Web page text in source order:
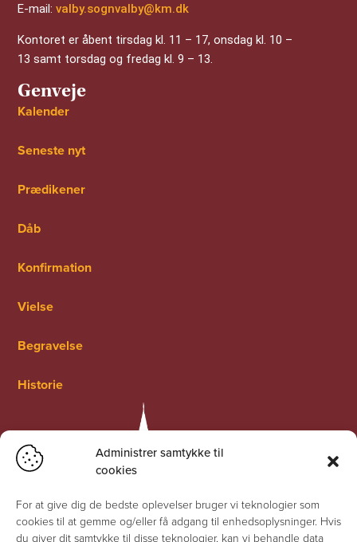
Administrer samtykke til
cookies
For at give dig de bedste oplevelser bruger vi teknologier som
cookies til at gemme og/eller få adgang til enhedsoplysninger. Hvis
du giver dit samtykke til disse teknologier, kan vi behandle data
E-mail:valby.sognvalby@km.dk
Kontoret er åbent tirsdag kl. 11 – 17, onsdag kl. 10 –
13 samt torsdag og fredag kl. 9 – 13.
Genveje
Kalender
Seneste nyt
Prædikener
Dåb
Konfirmation
Vielse
Begravelse
Historie